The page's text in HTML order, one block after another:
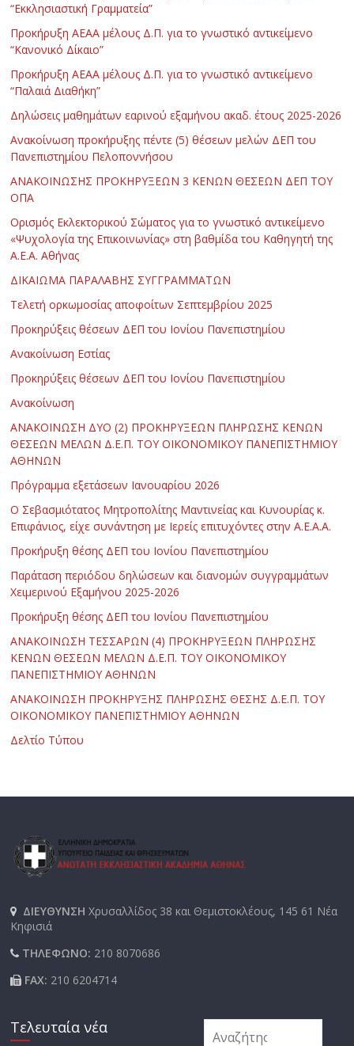
“Εκκλησιαστική Γραμματεία”
Προκήρυξη ΑΕΑΑ μέλους Δ.Π. για το γνωστικό αντικείμενο
“Κανονικό Δίκαιο”
Προκήρυξη ΑΕΑΑ μέλους Δ.Π. για το γνωστικό αντικείμενο
“Παλαιά Διαθήκη”
Δηλώσεις μαθημάτων εαρινού εξαμήνου ακαδ. έτους 2025-2026
Ανακοίνωση προκήρυξης πέντε (5) θέσεων μελών ΔΕΠ του
Πανεπιστημίου Πελοποννήσου
ΑΝΑΚΟΙΝΩΣΗΣ ΠΡΟΚΗΡΥΞΕΩΝ 3 ΚΕΝΩΝ ΘΕΣΕΩΝ ΔΕΠ ΤΟΥ
ΟΠΑ
Ορισμός Εκλεκτορικού Σώματος για το γνωστικό αντικείμενο
«Ψυχολογία της Επικοινωνίας» στη βαθμίδα του Καθηγητή της
Α.Ε.Α. Αθήνας
ΔΙΚΑΙΩΜΑ ΠΑΡΑΛΑΒΗΣ ΣΥΓΓΡΑΜΜΑΤΩΝ
Τελετή ορκωμοσίας αποφοίτων Σεπτεμβρίου 2025
Προκηρύξεις θέσεων ΔΕΠ του Ιονίου Πανεπιστημίου
Ανακοίνωση Εστίας
Προκηρύξεις θέσεων ΔΕΠ του Ιονίου Πανεπιστημίου
Ανακοίνωση
ΑΝΑΚΟΙΝΩΣΗ ΔΥΟ (2) ΠΡΟΚΗΡΥΞΕΩΝ ΠΛΗΡΩΣΗΣ ΚΕΝΩΝ
ΘΕΣΕΩΝ ΜΕΛΩΝ Δ.Ε.Π. ΤΟΥ ΟΙΚΟΝΟΜΙΚΟΥ ΠΑΝΕΠΙΣΤΗΜΙΟΥ
ΑΘΗΝΩΝ
Πρόγραμμα εξετάσεων Ιανουαρίου 2026
Ο Σεβασμιότατος Μητροπολίτης Μαντινείας και Κυνουρίας κ.
Επιφάνιος, είχε συνάντηση με Ιερείς επιτυχόντες στην Α.Ε.Α.Α.
Προκήρυξη θέσης ΔΕΠ του Ιονίου Πανεπιστημίου
Παράταση περιόδου δηλώσεων και διανομών συγγραμμάτων
Χειμερινού Εξαμήνου 2025-2026
Προκήρυξη θέσης ΔΕΠ του Ιονίου Πανεπιστημίου
ΑΝΑΚΟΙΝΩΣΗ ΤΕΣΣΑΡΩΝ (4) ΠΡΟΚΗΡΥΞΕΩΝ ΠΛΗΡΩΣΗΣ
ΚΕΝΩΝ ΘΕΣΕΩΝ ΜΕΛΩΝ Δ.Ε.Π. ΤΟΥ ΟΙΚΟΝΟΜΙΚΟΥ
ΠΑΝΕΠΙΣΤΗΜΙΟΥ ΑΘΗΝΩΝ
ΑΝΑΚΟΙΝΩΣΗ ΠΡΟΚΗΡΥΞΗΣ ΠΛΗΡΩΣΗΣ ΘΕΣΗΣ Δ.Ε.Π. ΤΟΥ
ΟΙΚΟΝΟΜΙΚΟΥ ΠΑΝΕΠΙΣΤΗΜΙΟΥ ΑΘΗΝΩΝ
Δελτίο Τύπου
ΔΙΕΥΘΥΝΣΗΧρυσαλλίδος 38 και Θεμιστοκλέους, 145 61 Νέα
Κηφισιά
ΤΗΛΕΦΩΝΟ: 210 8070686
FAX: 210 6204714
Τελευταία νέα